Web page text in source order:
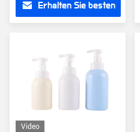
Plastik-HAUSTIER
nachfüllbar
Erhalten Sie besten
Video